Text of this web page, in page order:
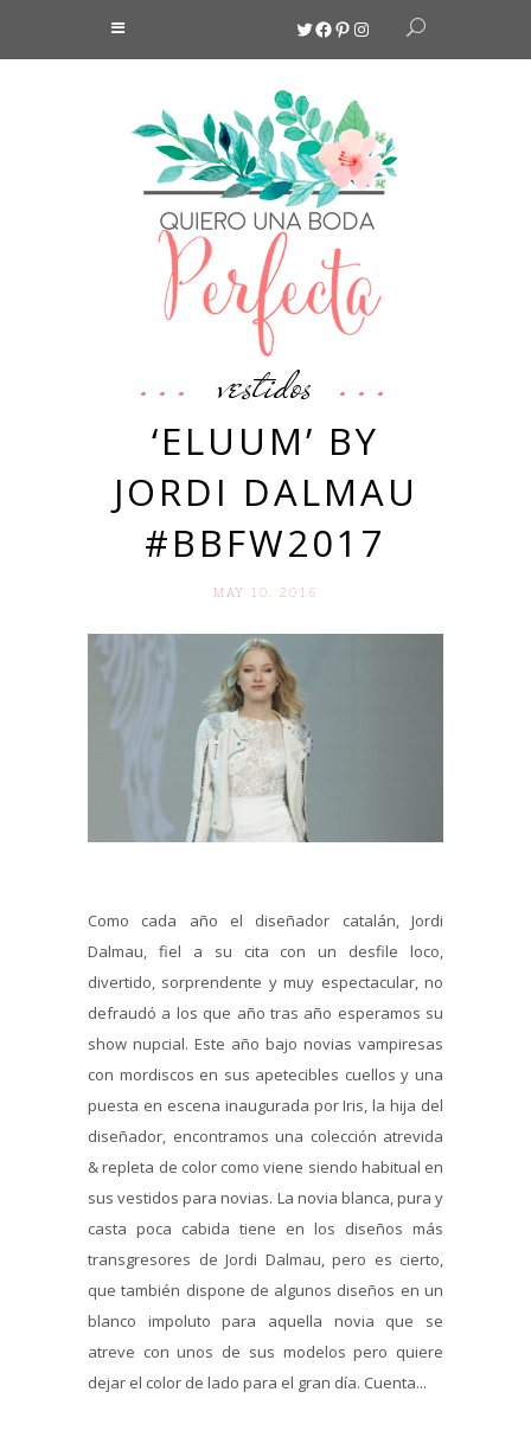
Twitter
Facebook
Pinterest
Instagram
vestidos
‘ELUUM’ BY
JORDI DALMAU
#BBFW2017
MAY 10. 2016
Como cada año el diseñador catalán, Jordi
Dalmau, fiel a su cita con un desfile loco,
divertido, sorprendente y muy espectacular, no
defraudó a los que año tras año esperamos su
show nupcial. Este año bajo novias vampiresas
con mordiscos en sus apetecibles cuellos y una
puesta en escena inaugurada por Iris, la hija del
diseñador, encontramos una colección atrevida
& repleta de color como viene siendo habitual en
sus vestidos para novias. La novia blanca, pura y
casta poca cabida tiene en los diseños más
transgresores de Jordi Dalmau, pero es cierto,
que también dispone de algunos diseños en un
blanco impoluto para aquella novia que se
atreve con unos de sus modelos pero quiere
dejar el color de lado para el gran día. Cuenta...